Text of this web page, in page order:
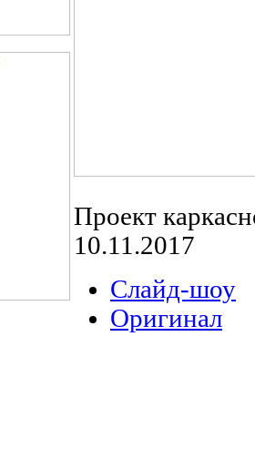
Проект
10.11.2017
Слайд-шоу
Оригинал